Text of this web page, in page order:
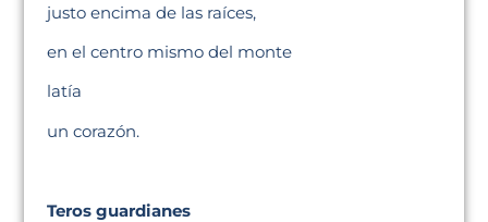
justo encima de las raíces,
en el centro mismo del monte
latía
un corazón.
Teros guardianes